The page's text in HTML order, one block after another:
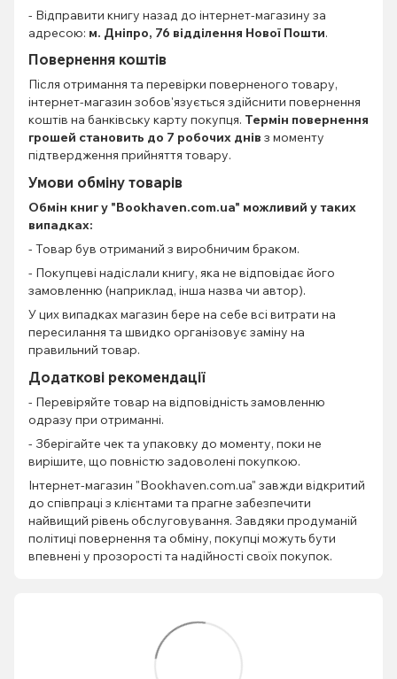
- Відправити книгу назад до інтернет-магазину за
адресою: м. Дніпро, 76 відділення Нової Пошти.
Повернення коштів
Після отримання та перевірки поверненого товару,
інтернет-магазин зобов'язується здійснити повернення
коштів на банківську карту покупця. Термін повернення
грошей становить до 7 робочих днів з моменту
підтвердження прийняття товару.
Умови обміну товарів
Обмін книгу "Bookhaven.com.ua" можливий у таких
випадках:
- Товар був отриманий з виробничим браком.
- Покупцеві надіслали книгу, яка не відповідає його
замовленню (наприклад, інша назва чи автор).
У цих випадках магазин бере на себе всі витрати на
пересилання та швидко організовує заміну на
правильний товар.
Додаткові рекомендації
- Перевіряйте товар на відповідність замовленню
одразу при отриманні.
- Зберігайте чек та упаковку до моменту, поки не
вирішите, що повністю задоволені покупкою.
Інтернет-магазин "Bookhaven.com.ua" завжди відкритий
до співпраці з клієнтами та прагне забезпечити
найвищий рівень обслуговування. Завдяки продуманій
політиці повернення та обміну, покупці можуть бути
впевнені у прозорості та надійності своїх покупок.